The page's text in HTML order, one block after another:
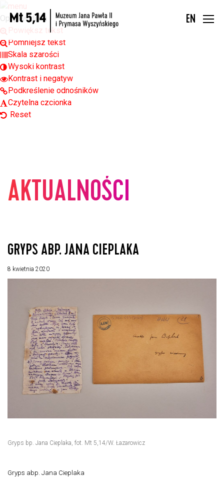
Open toolbar
Opcje widoku
Powiększ tekst
Pomniejsz tekst
Skala szarości
Wysoki kontrast
Kontrast i negatyw
Podkreślenie odnośników
Czytelna czcionka
Reset
EN
AKTUALNOŚCI
GRYPS ABP. JANA CIEPLAKA
8 kwietnia 2020
Gryps bp. Jana Cieplaka, fot. Mt 5,14/W. Łazarowicz
Gryps abp. Jana Cieplaka